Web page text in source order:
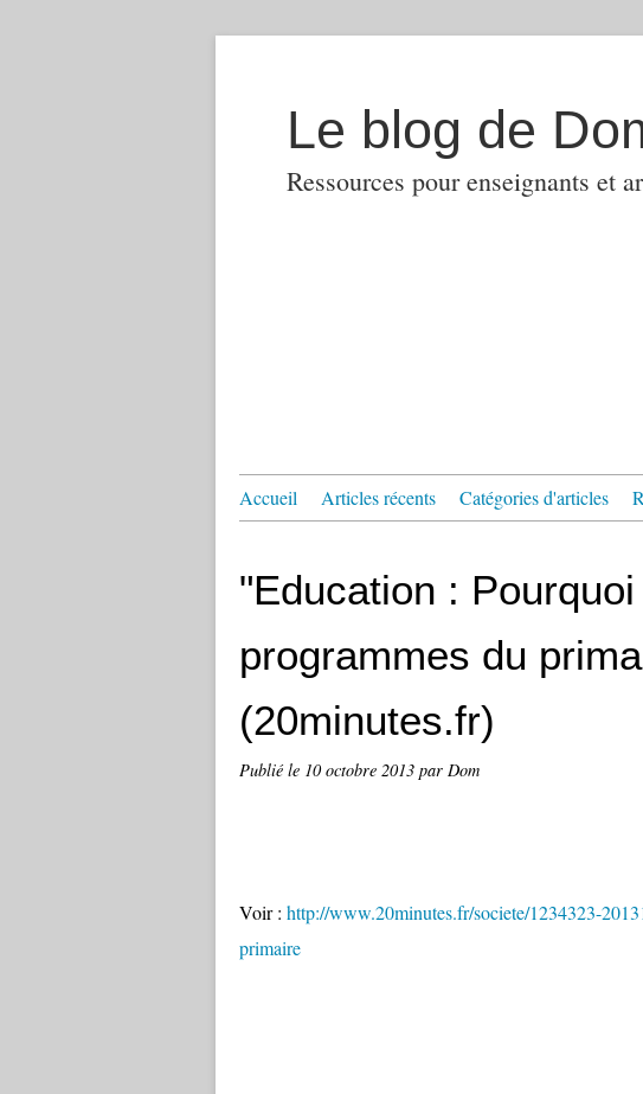
Le blog de
Ressources pour enseignants et
Accueil Articles récents Catégories d'articles
"Education :
programmes du
(20minutes.fr)
Publié le 10 octobre 2013 par Dom
Voir : http://www.20minutes.fr/societe/1234323-
primaire